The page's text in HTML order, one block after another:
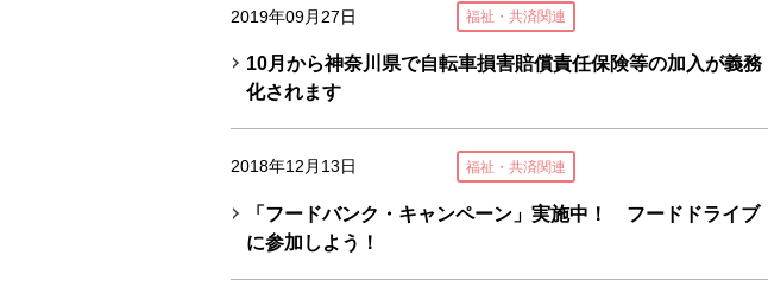
2019年09月27日 福祉・共済関連
10月から神奈川県で自転車損害賠償責任保険等の加入が義務
化されます
2018年12月13日 福祉・共済関連
「フードバンク・キャンペーン」実施中！ フードドライブ
に参加しよう！